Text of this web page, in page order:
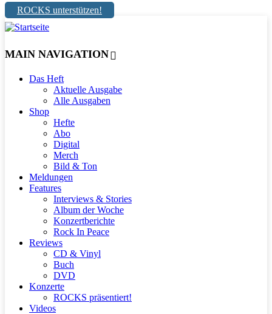
ROCKS unterstützen!
MAIN NAVIGATION
Das Heft
Aktuelle Ausgabe
Alle Ausgaben
Shop
Hefte
Abo
Digital
Merch
Bild & Ton
Meldungen
Features
Interviews & Stories
Album der Woche
Konzertberichte
Rock In Peace
Reviews
CD & Vinyl
Buch
DVD
Konzerte
ROCKS präsentiert!
Videos